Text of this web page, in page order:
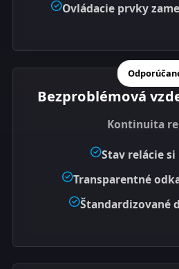
Ovládacie prvky
Bezproblémová
Kontinuita
Stav relácie
Transparentné
Štandardizované